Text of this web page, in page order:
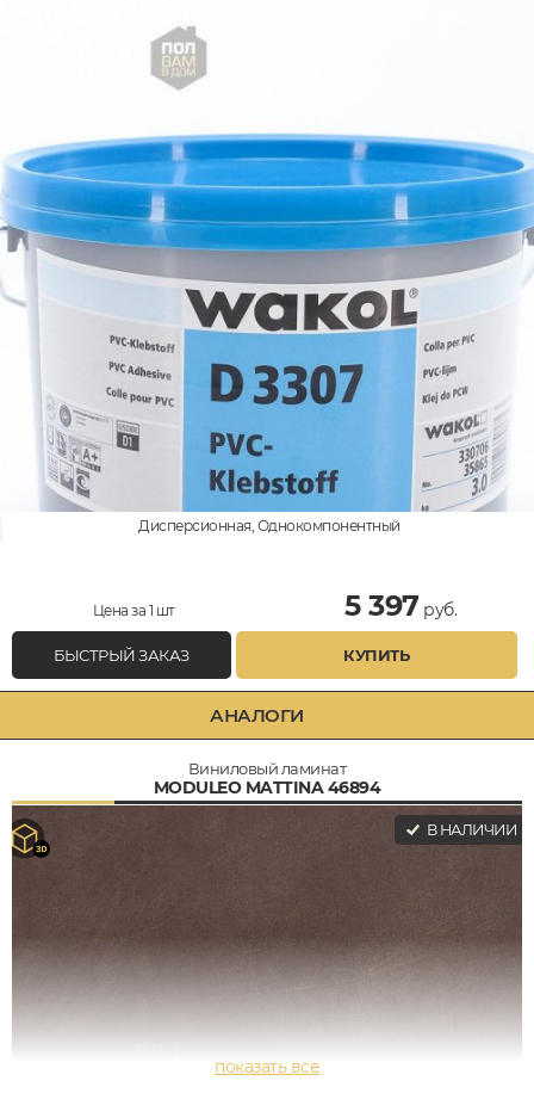
Дисперсионная, Однокомпонентный
Цена за 1 шт 5 397 руб.
БЫСТРЫЙ ЗАКАЗ КУПИТЬ
АНАЛОГИ
Виниловый ламинат
MODULEO MATTINA 46894
В НАЛИЧИИ